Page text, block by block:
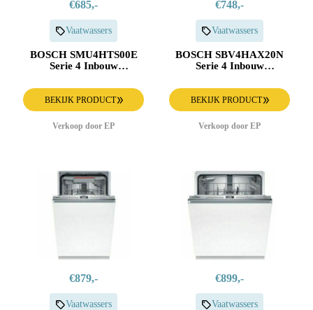
€685,-
Vaatwassers
BOSCH SMU4HTS00E
Serie 4 Inbouw
BEKIJK PRODUCT
Verkoop door EP
€748,-
Vaatwassers
BOSCH SBV4HAX20N
Serie 4 Inbouw
BEKIJK PRODUCT
Verkoop door EP
€879,-
Vaatwassers
€899,-
Vaatwassers